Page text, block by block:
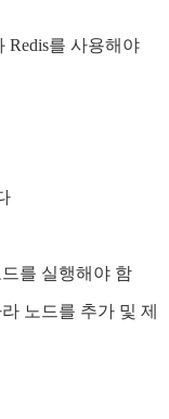
Redis를 사용해야
를 실행해야 함
노드를 추가 및 제